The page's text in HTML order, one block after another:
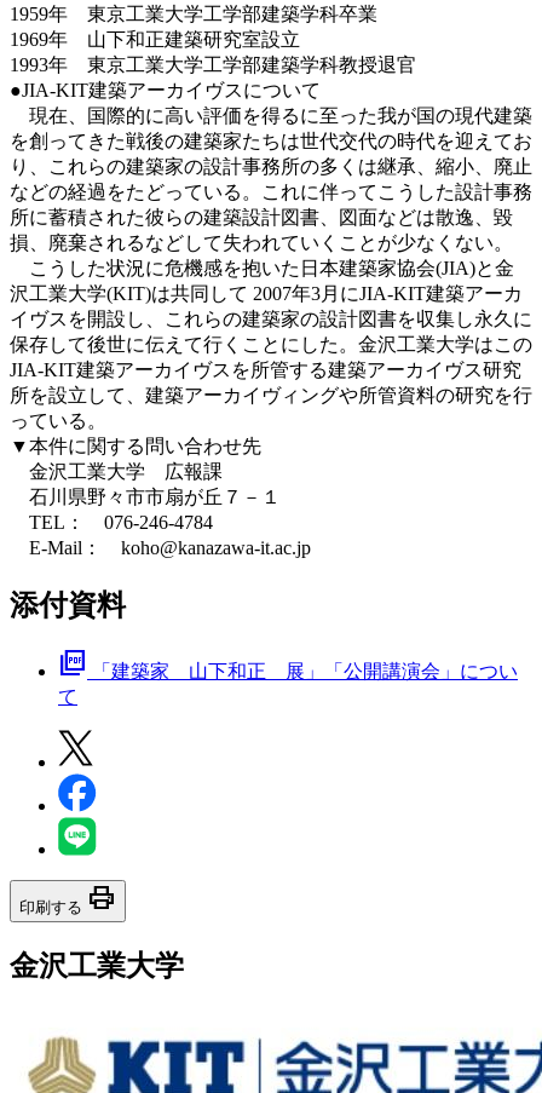
1959年 東京工業大学工学部建築学科卒業
1969年 山下和正建築研究室設立
1993年 東京工業大学工学部建築学科教授退官
●JIA-KIT建築アーカイヴスについて
現在、国際的に高い評価を得るに至った我が国の現代建築
を創ってきた戦後の建築家たちは世代交代の時代を迎えてお
り、これらの建築家の設計事務所の多くは継承、縮小、廃止
などの経過をたどっている。これに伴ってこうした設計事務
所に蓄積された彼らの建築設計図書、図面などは散逸、毀
損、廃棄されるなどして失われていくことが少なくない。
こうした状況に危機感を抱いた日本建築家協会(JIA)と金
沢工業大学(KIT)は共同して 2007年3月にJIA-KIT建築アーカ
イヴスを開設し、これらの建築家の設計図書を収集し永久に
保存して後世に伝えて行くことにした。金沢工業大学はこの
JIA-KIT建築アーカイヴスを所管する建築アーカイヴス研究
所を設立して、建築アーカイヴィングや所管資料の研究を行
っている。
▼本件に関する問い合わせ先
金沢工業大学 広報課
石川県野々市市扇が丘７－１
TEL： 076-246-4784
E-Mail： koho@kanazawa-it.ac.jp
添付資料
picture_as_pdf
「建築家 山下和正 展」「公開講演会」につい
て
印刷する print
金沢工業大学